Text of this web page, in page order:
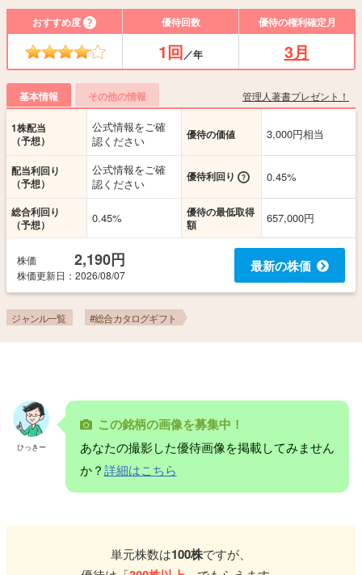
おすすめ度 優待回数 優待の権利確定月
1回 ／年 3月
基本情報 その他の情報 管理人著書プレゼント！
1株配当
（予想）
公式情報をご確
認ください
優待の価値 3,000円相当
配当利回り
（予想）
公式情報をご確
認ください
優待利回り 0.45%
総合利回り
（予想）
0.45%
優待の最低取得
額
657,000円
株価 2,190円
株価更新日 ：2026/08/07
最新の株価
ジャンル一覧 #総合カタログギフト
ひっきー
この銘柄の画像を募集中！
あなたの撮影した優待画像を掲載してみません
か？詳細はこちら
単元株数は100株ですが、